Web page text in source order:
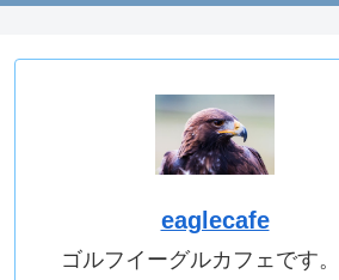
eaglecafe
ゴルフイーグルカフェです。